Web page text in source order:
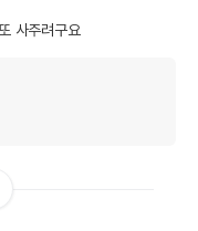
사주려구요